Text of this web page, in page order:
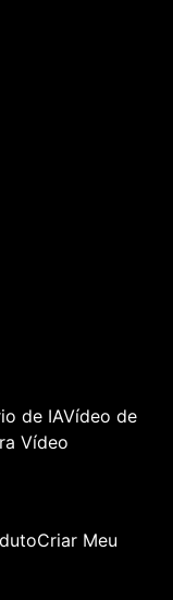
de IAVídeo de
Vídeo
Criar Meu